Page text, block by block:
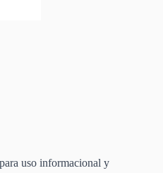
uso informacional y